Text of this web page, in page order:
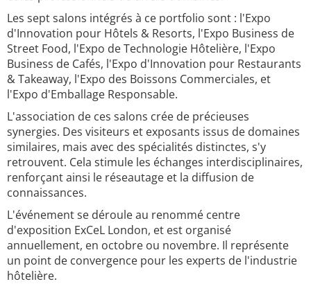
Les sept salons intégrés à ce portfolio sont : l'Expo
d'Innovation pour Hôtels & Resorts, l'Expo Business de
Street Food, l'Expo de Technologie Hôtelière, l'Expo
Business de Cafés, l'Expo d'Innovation pour Restaurants
& Takeaway, l'Expo des Boissons Commerciales, et
l'Expo d'Emballage Responsable.
L'association de ces salons crée de précieuses
synergies. Des visiteurs et exposants issus de domaines
similaires, mais avec des spécialités distinctes, s'y
retrouvent. Cela stimule les échanges interdisciplinaires,
renforçant ainsi le réseautage et la diffusion de
connaissances.
L'événement se déroule au renommé centre
d'exposition ExCeL London, et est organisé
annuellement, en octobre ou novembre. Il représente
un point de convergence pour les experts de l'industrie
hôtelière.